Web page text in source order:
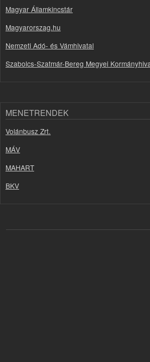
Magyar Államkincstár
Magyarorszag.hu
Nemzeti Adó- és Vámhivatal
Szabolcs-Szatmár-Bereg Megyei
MENETRENDEK
Volánbusz Zrt.
MÁV
MAHART
BKV